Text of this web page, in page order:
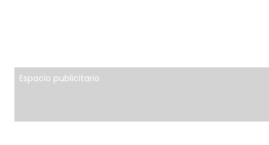
Espacio publicitario